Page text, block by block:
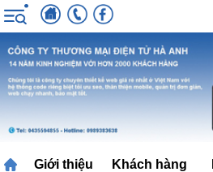
Giới thiệu Khách hàng